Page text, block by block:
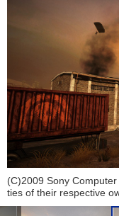
(C)2009 Sony
ties of their respective